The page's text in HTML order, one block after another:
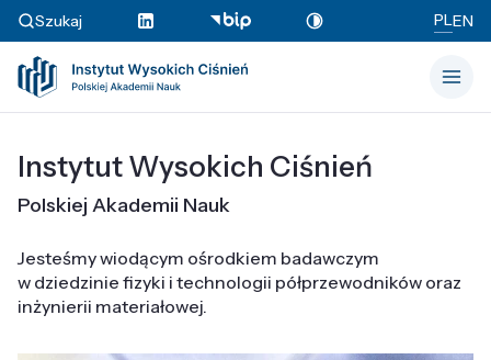
Szukaj PLEN
Instytut Wysokich Ciśnień
Polskiej Akademii Nauk
Jesteśmy wiodącym ośrodkiem badawczym
w dziedzinie fizyki i technologii półprzewodników oraz
inżynierii materiałowej.